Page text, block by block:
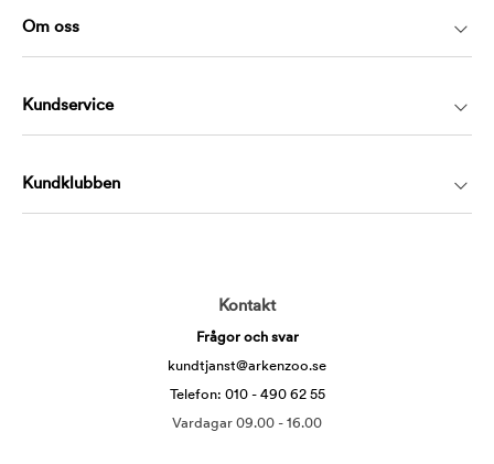
Om oss
Kundservice
Kundklubben
Kontakt
Frågor och svar
kundtjanst@arkenzoo.se
Telefon: 010 - 490 62 55
Vardagar 09.00 - 16.00